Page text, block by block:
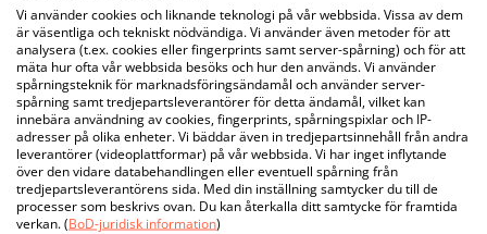
Vi använder cookies och liknande teknologi på vår webbsida. Vissa av dem
är väsentliga och tekniskt nödvändiga. Vi använder även metoder för att
analysera (t.ex. cookies eller fingerprints samt server-spårning) och för att
mäta hur ofta vår webbsida besöks och hur den används. Vi använder
spårningsteknik för marknadsföringsändamål och använder server-
spårning samt tredjepartsleverantörer för detta ändamål, vilket kan
innebära användning av cookies, fingerprints, spårningspixlar och IP-
adresser på olika enheter. Vi bäddar även in tredjepartsinnehåll från andra
leverantörer (videoplattformar) på vår webbsida. Vi har inget inflytande
över den vidare databehandlingen eller eventuell spårning från
tredjepartsleverantörens sida. Med din inställning samtycker du till de
processer som beskrivs ovan. Du kan återkalla ditt samtycke för framtida
verkan. (BoD-juridisk information)